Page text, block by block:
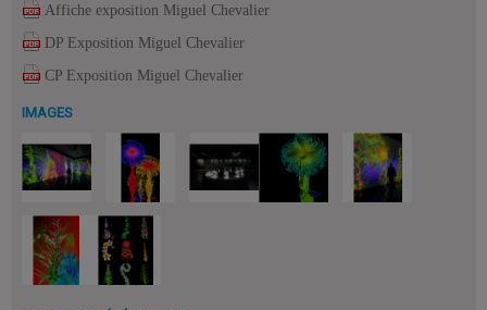
Affiche exposition Miguel Chevalier
DP Exposition Miguel Chevalier
CP Exposition Miguel Chevalier
IMAGES